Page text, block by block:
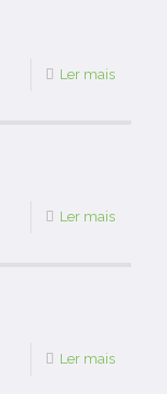
Ler mais
Ler mais
Ler mais